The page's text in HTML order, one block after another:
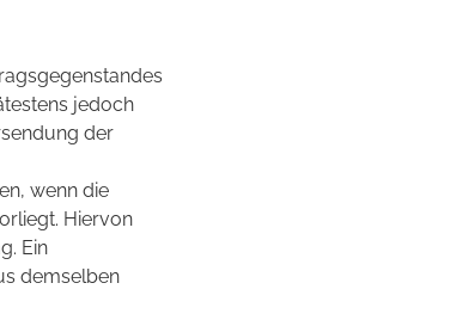
jedoch
der
wenn die
Hiervon
Ein
demselben